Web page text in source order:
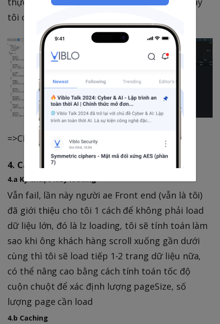
tôi chỉ lấy 3 cột
=>CHỈ CÒN 17.8KB sau khi áp dụng gzip
4. Các kỹ thuật xử lí UI/UX
4.a Kỹ thuật lazy loading
Vẫn fail, lần này người ae Front end (vẫn là tôi)
đã giới thiệu cho tôi 1 cách để không phải load
dữ liệu lớn, đó là lz loading, tôi sẽ tính toán làm
sao khi ông khách hàng scroll xuống gần dưới
cùng thì tôi sẽ load tiếp 1-2 trang dữ liệu nữa,
có thể nâng cao bằng cách tính toán tốc độ
cuộn chuột để xác định lượng pageSize, số
lượng page cần load
4.b Caching